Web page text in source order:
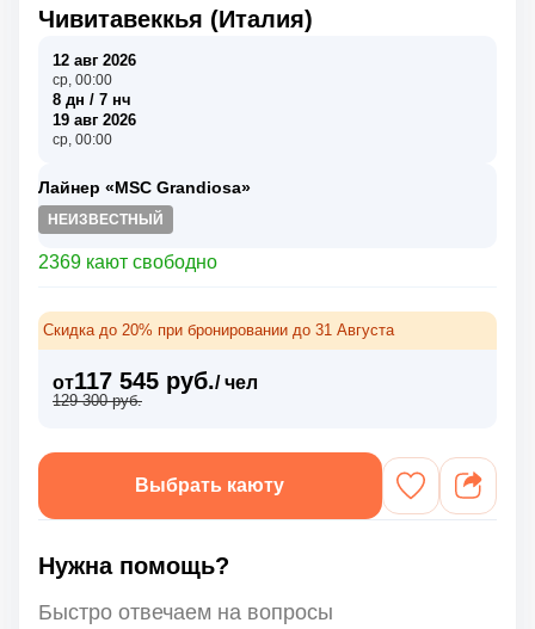
Чивитавеккья (Италия)
12 авг 2026
ср, 00:00
8 дн / 7 нч
19 авг 2026
ср, 00:00
Лайнер «MSC Grandiosa»
НЕИЗВЕСТНЫЙ
2369 кают свободно
Скидка до 20% при бронировании до 31 Августа
от117 545 руб./ чел
129 300 руб.
Выбрать каюту
Нужна помощь?
Быстро отвечаем на вопросы